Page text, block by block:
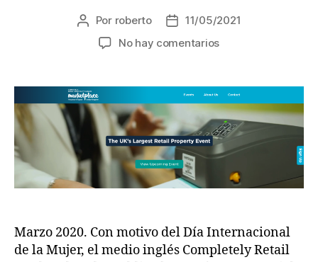
Por roberto
11/05/2021
No hay comentarios
Marzo 2020. Con motivo del Día Internacional
de la Mujer, el medio inglés Completely Retail